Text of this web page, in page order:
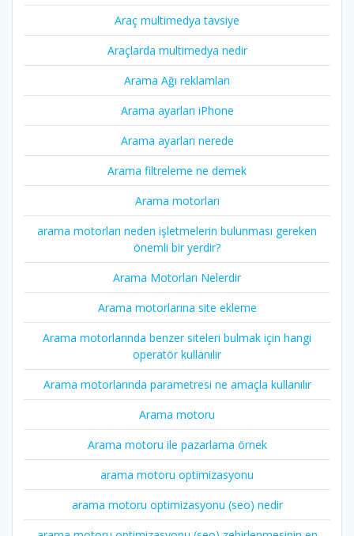
Araç multimedya tavsiye
Araçlarda multimedya nedir
Arama Ağı reklamları
Arama ayarları iPhone
Arama ayarları nerede
Arama filtreleme ne demek
Arama motorları
arama motorları neden işletmelerin bulunması gereken
önemli bir yerdir?
Arama Motorları Nelerdir
Arama motorlarına site ekleme
Arama motorlarında benzer siteleri bulmak için hangi
operatör kullanılır
Arama motorlarında parametresi ne amaçla kullanılır
Arama motoru
Arama motoru ile pazarlama örnek
arama motoru optimizasyonu
arama motoru optimizasyonu (seo) nedir